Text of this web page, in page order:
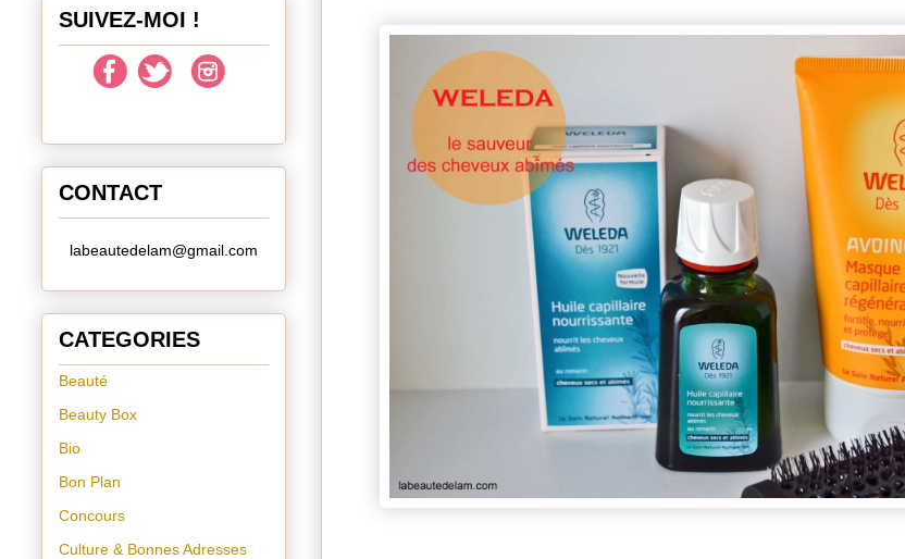
SUIVEZ-MOI !
CONTACT
labeautedelam@gmail.com
CATEGORIES
Beauté
Beauty Box
Bio
Bon Plan
Concours
Culture & Bonnes Adresses